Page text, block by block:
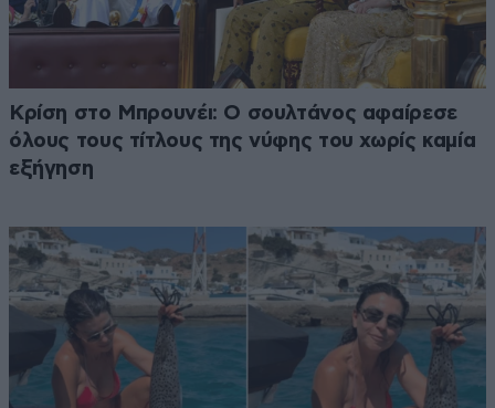
Κρίση στο Μπρουνέι: Ο σουλτάνος αφαίρεσε
όλους τους τίτλους της νύφης του χωρίς καμία
εξήγηση